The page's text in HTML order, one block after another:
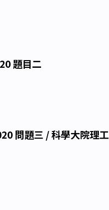
題目二
問題三 / 科學大院理工